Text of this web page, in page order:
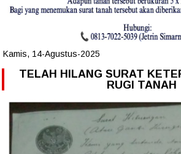
Kamis, 14-Agustus-2025
TELAH HILANG SURAT
RUGI TANAH